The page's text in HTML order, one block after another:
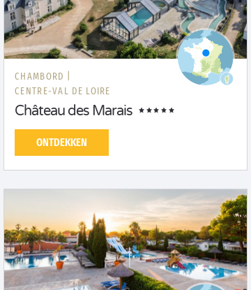
CHAMBORD |
CENTRE-VAL DE LOIRE
Château des Marais
ONTDEKKEN